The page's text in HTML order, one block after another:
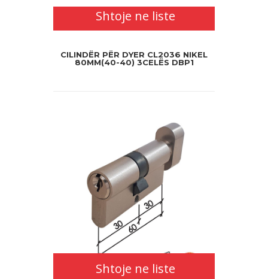
Shtoje ne liste
CILINDËR PËR DYER CL2036 NIKEL
80MM(40-40) 3CELËS DBP1
Shtoje ne liste